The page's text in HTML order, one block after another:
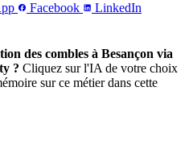
Facebook LinkedIn
des combles à Besançon via
? Cliquez sur l'IA de votre choix
sur ce métier dans cette